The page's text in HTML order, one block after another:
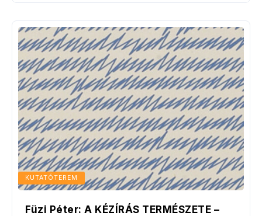
KUTATÓTEREM
Füzi Péter: A KÉZÍRÁS TERMÉSZETE –